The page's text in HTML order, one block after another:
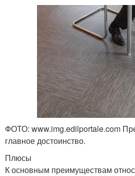
ФОТО: www.img.edilportale.com
главное достоинство.
Плюсы
К основным преимуществам